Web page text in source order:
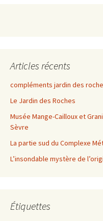
Articles récents
compléments jardin des
Le Jardin des Roches
Musée Mange-Cailloux et
Sèvre
La partie sud du Complexe
L’insondable mystère de
Étiquettes